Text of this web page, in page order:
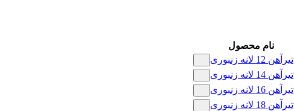
نام محصول
تیرآهن 12 لانه زنبوری
تیرآهن 14 لانه زنبوری
تیرآهن 16 لانه زنبوری
تیرآهن 18 لانه زنبوری